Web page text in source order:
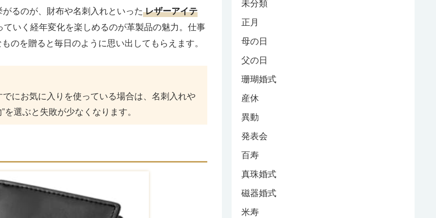
るのが、財布や名刺入れといった レザーアイテ
いく経年変化を楽しめるのが革製品の魅力。仕事
のを贈ると毎日のように思い出してもらえます。
にお気に入りを使っている場合は、名刺入れや
選ぶと失敗が少なくなります。
未分類
正月
母の日
父の日
珊瑚婚式
産休
異動
発表会
百寿
真珠婚式
磁器婚式
米寿